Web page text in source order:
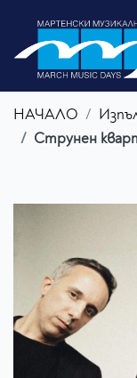
НАЧАЛО
Струнен